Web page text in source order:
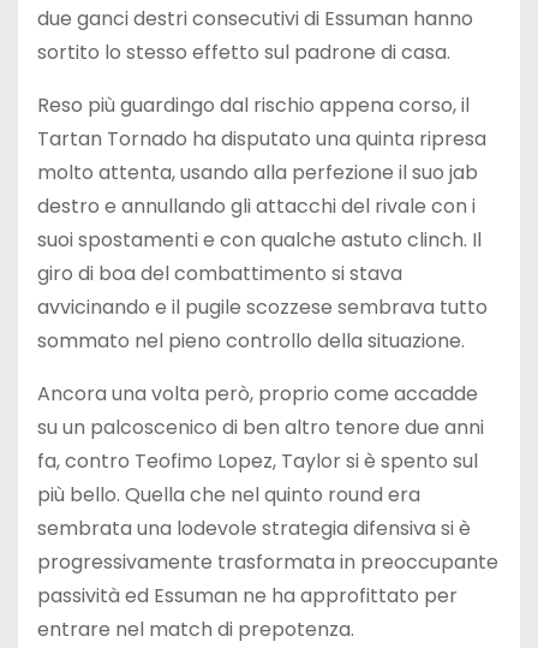
due ganci destri consecutivi di Essuman hanno
sortito lo stesso effetto sul padrone di casa.
Reso più guardingo dal rischio appena corso, il
Tartan Tornado ha disputato una quinta ripresa
molto attenta, usando alla perfezione il suo jab
destro e annullando gli attacchi del rivale con i
suoi spostamenti e con qualche astuto clinch. Il
giro di boa del combattimento si stava
avvicinando e il pugile scozzese sembrava tutto
sommato nel pieno controllo della situazione.
Ancora una volta però, proprio come accadde
su un palcoscenico di ben altro tenore due anni
fa, contro Teofimo Lopez, Taylor si è spento sul
più bello. Quella che nel quinto round era
sembrata una lodevole strategia difensiva si è
progressivamente trasformata in preoccupante
passività ed Essuman ne ha approfittato per
entrare nel match di prepotenza.